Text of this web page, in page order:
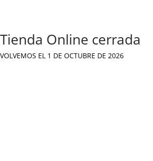
Tienda Online cerrada
VOLVEMOS EL 1 DE OCTUBRE DE 2026